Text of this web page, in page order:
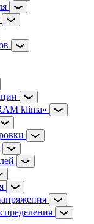
klima»